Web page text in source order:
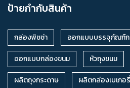
ซองเบอร์เกอร์ลาย
รองเค้กสีทองวงกลม
ถาดกระดาษ
ถุงกระดาษตามสั่ง
ถุงกระดาษสั่ง
ผลิตถุงกระดาษตามแบบ
ผลิตถุงก
ป้ายกำกับสินค้า
กล่องพิซซ่า
ออกแบบบรรจุภัณฑ์ก
ออกแบบกล่องขนม
หัวถุงขนม
ผลิตถุงกระดาษ
ผลิตกล่องเบเกอรี่